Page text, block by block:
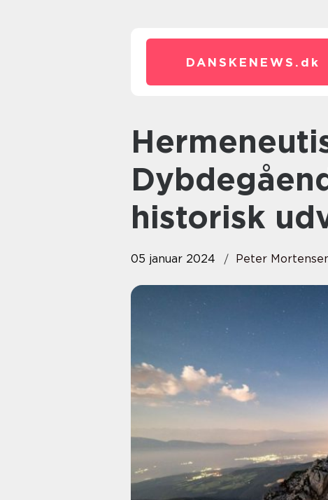
DANSKENEWS. dk
Hermeneutisk Spiral:
historisk
05 januar 2024 Peter